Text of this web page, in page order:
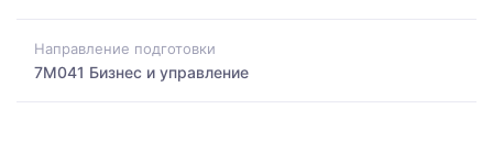
Направление подготовки
7M041 Бизнес и управление